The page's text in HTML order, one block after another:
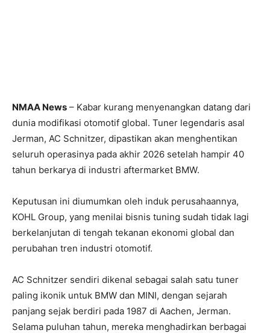
NMAA News – Kabar kurang menyenangkan datang dari
dunia modifikasi otomotif global. Tuner legendaris asal
Jerman, AC Schnitzer, dipastikan akan menghentikan
seluruh operasinya pada akhir 2026 setelah hampir 40
tahun berkarya di industri aftermarket BMW.
Keputusan ini diumumkan oleh induk perusahaannya,
KOHL Group, yang menilai bisnis tuning sudah tidak lagi
berkelanjutan di tengah tekanan ekonomi global dan
perubahan tren industri otomotif.
AC Schnitzer sendiri dikenal sebagai salah satu tuner
paling ikonik untuk BMW dan MINI, dengan sejarah
panjang sejak berdiri pada 1987 di Aachen, Jerman.
Selama puluhan tahun, mereka menghadirkan berbagai